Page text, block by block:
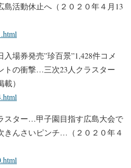
島活動休止へ（２０２０年４月13
場券発売”珍百景”1,428件コメ
トの衝撃…三次23人クラスター
）
スター…甲子園目指す広島大会で
きんさいピンチ…（２０２０年４